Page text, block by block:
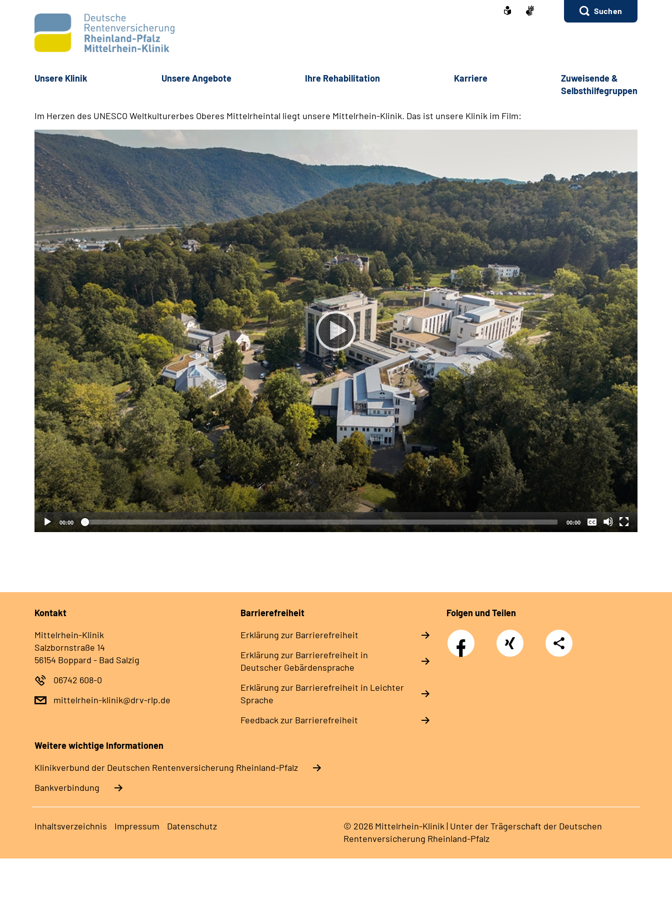
Suchen
Unsere Klinik Unsere Angebote Ihre Rehabilitation Karriere
Zuweisende &
Selbsthilfegruppen
Im Herzen des UNESCO Weltkulturerbes Oberes Mittelrheintal liegt unsere Mittelrhein-Klinik. Das ist unsere Klinik im Film:
00:00 00:00
Keine
Deutsch
Kontakt
Mittelrhein-Klinik
Salzbornstraße 14
56154 Boppard - Bad Salzig
06742 608-0
mittelrhein-klinik@drv-rlp.de
Barrierefreiheit
Erklärung zur Barrierefreiheit
Erklärung zur Barrierefreiheit in
Deutscher Gebärdensprache
Erklärung zur Barrierefreiheit in Leichter
Sprache
Feedback zur Barrierefreiheit
Folgen und Teilen
Facebook Xing
Teilen
Weitere wichtige Informationen
Klinikverbund der Deutschen Rentenversicherung Rheinland-Pfalz
Bankverbindung
Inhaltsverzeichnis Impressum Datenschutz
© 2026 Mittelrhein-Klinik | Unter der Trägerschaft der Deutschen
Rentenversicherung Rheinland-Pfalz